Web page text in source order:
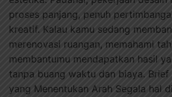
proses panjang, penuh
kreatif. Kalau kamu sedang
merenovasi ruangan, memahami
membantumu mendapatkan hasil
tanpa buang waktu dan biaya. Brief
yang Menentukan Arah Segala hal